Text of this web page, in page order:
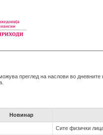
преглед на наслови во
Новинар
Сите физички